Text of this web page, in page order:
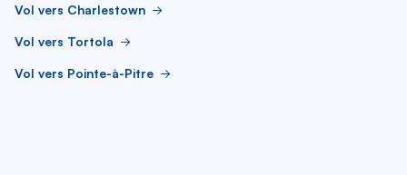
Vol vers Charlestown
Vol vers Tortola
Vol vers Pointe-à-Pitre